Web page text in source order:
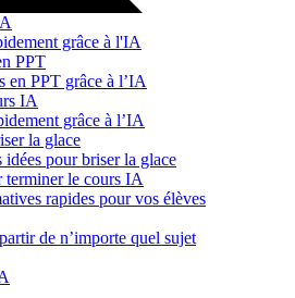
grâce à l'IA
PPT
en PPT grâce à l’IA
IA
grâce à l’IA
la glace
idées pour briser la glace
terminer le cours IA
rapides pour vos élèves
de n’importe quel sujet